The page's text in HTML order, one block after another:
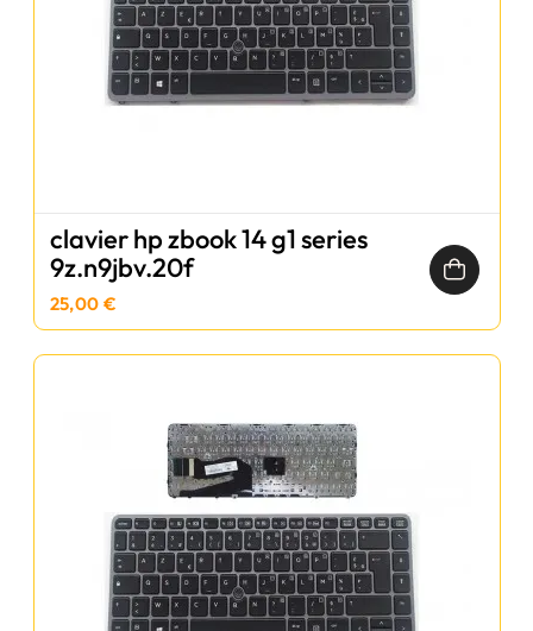
clavier hp zbook 14 g1 series
9z.n9jbv.20f
25,00 €